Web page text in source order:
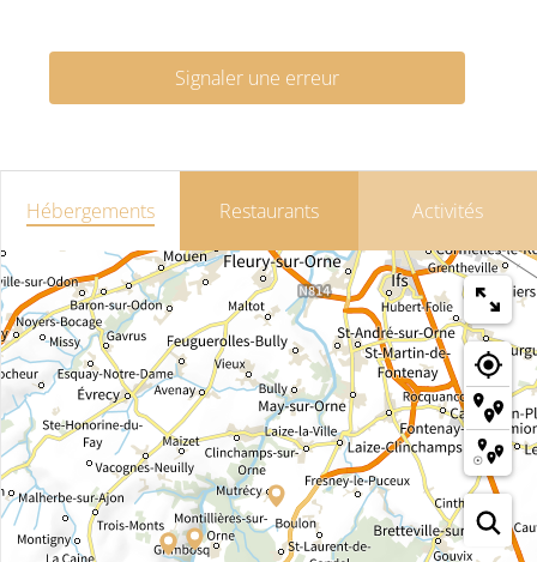
Signaler une erreur
Hébergements Restaurants Activités